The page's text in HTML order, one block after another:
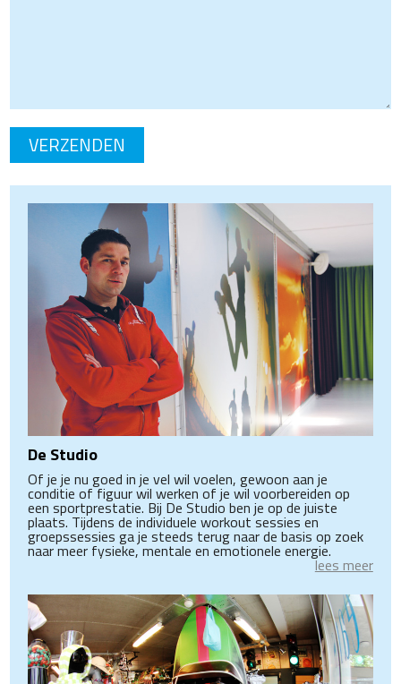
De Studio
Of je je nu goed in je vel wil voelen, gewoon aan je
conditie of figuur wil werken of je wil voorbereiden op
een sportprestatie. Bij De Studio ben je op de juiste
plaats. Tijdens de individuele workout sessies en
groepssessies ga je steeds terug naar de basis op zoek
naar meer fysieke, mentale en emotionele energie.
lees meer